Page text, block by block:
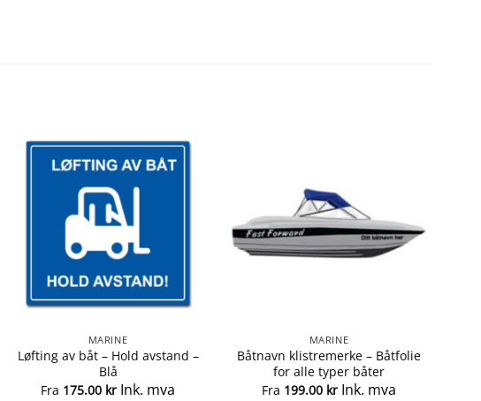
MARINE
Løfting av båt – Hold avstand –
Blå
Fra 175.00 kr Ink. mva
MARINE
Båtnavn klistremerke – Båtfolie
for alle typer båter
Fra 199.00 kr Ink. mva